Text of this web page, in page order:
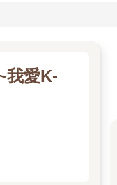
呀。」
我愛K-